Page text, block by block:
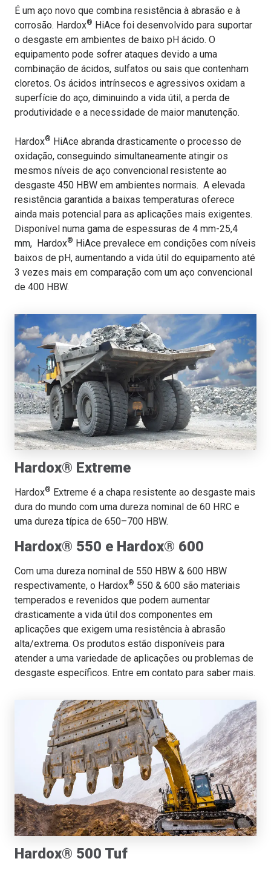
É um aço novo que combina resistência à abrasão e à
corrosão. Hardox® HiAce foi desenvolvido para suportar
o desgaste em ambientes de baixo pH ácido. O
equipamento pode sofrer ataques devido a uma
combinação de ácidos, sulfatos ou sais que contenham
cloretos. Os ácidos intrínsecos e agressivos oxidam a
superfície do aço, diminuindo a vida útil, a perda de
produtividade e a necessidade de maior manutenção.
Hardox® HiAce abranda drasticamente o processo de
oxidação, conseguindo simultaneamente atingir os
mesmos níveis de aço convencional resistente ao
desgaste 450 HBW em ambientes normais. A elevada
resistência garantida a baixas temperaturas oferece
ainda mais potencial para as aplicações mais exigentes.
Disponível numa gama de espessuras de 4 mm-25,4
mm, Hardox® HiAce prevalece em condições com níveis
baixos de pH, aumentando a vida útil do equipamento até
3 vezes mais em comparação com um aço convencional
de 400 HBW.
Hardox® Extreme
Hardox® Extreme é a chapa resistente ao desgaste mais
dura do mundo com uma dureza nominal de 60 HRC e
uma dureza típica de 650–700 HBW.
Hardox® 550 e Hardox® 600
Com uma dureza nominal de 550 HBW & 600 HBW
respectivamente, o Hardox® 550 & 600 são materiais
temperados e revenidos que podem aumentar
drasticamente a vida útil dos componentes em
aplicações que exigem uma resistência à abrasão
alta/extrema. Os produtos estão disponíveis para
atender a uma variedade de aplicações ou problemas de
desgaste específicos. Entre em contato para saber mais.
Hardox® 500 Tuf